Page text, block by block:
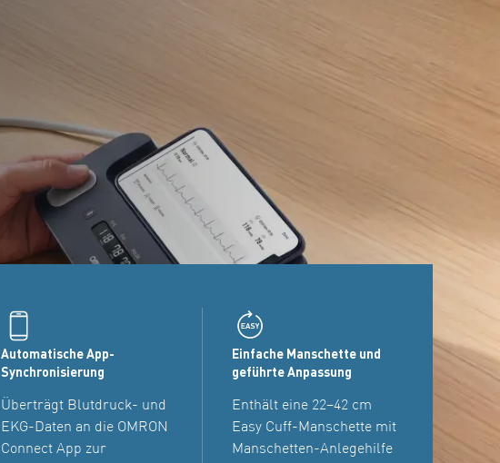
Automatische App-
Synchronisierung
Überträgt Blutdruck- und
EKG-Daten an die OMRON
Connect App zur
Einfache Manschette und
geführte Anpassung
Enthält eine 22–42 cm
Easy Cuff-Manschette mit
Manschetten-Anlegehilfe